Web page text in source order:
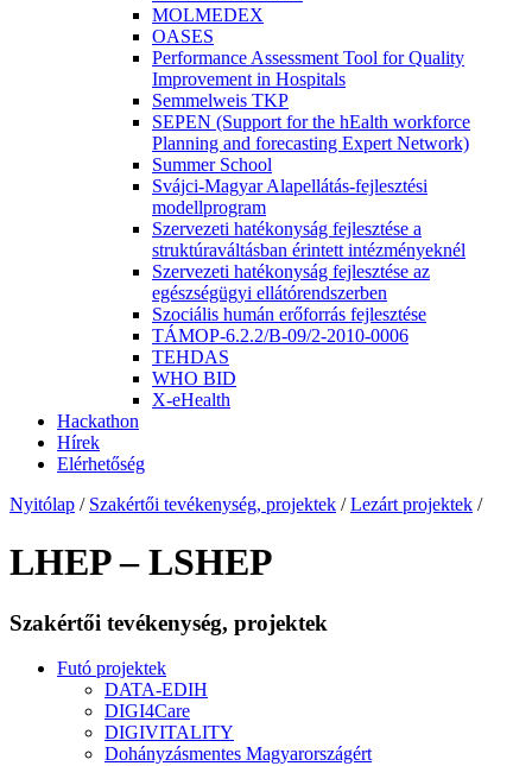
MOLMEDEX
OASES
Performance Assessment Tool for Quality
Improvement in Hospitals
Semmelweis TKP
SEPEN (Support for the hEalth workforce
Planning and forecasting Expert Network)
Summer School
Svájci-Magyar Alapellátás-fejlesztési
modellprogram
Szervezeti hatékonyság fejlesztése a
struktúraváltásban érintett intézményeknél
Szervezeti hatékonyság fejlesztése az
egészségügyi ellátórendszerben
Szociális humán erőforrás fejlesztése
TÁMOP-6.2.2/B-09/2-2010-0006
TEHDAS
WHO BID
X-eHealth
Hackathon
Hírek
Elérhetőség
Nyitólap / Szakértői tevékenység, projektek / Lezárt projektek /
LHEP – LSHEP
Szakértői tevékenység, projektek
Futó projektek
DATA-EDIH
DIGI4Care
DIGIVITALITY
Dohányzásmentes Magyarországért